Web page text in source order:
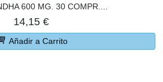
600 MG. 30 COMPR....
14,15 €
Añadir a Carrito